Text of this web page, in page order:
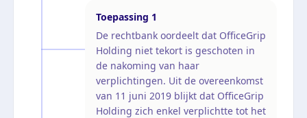
Toepassing 1
De rechtbank oordeelt dat OfficeGrip
Holding niet tekort is geschoten in
de nakoming van haar
verplichtingen. Uit de overeenkomst
van 11 juni 2019 blijkt dat OfficeGrip
Holding zich enkel verplichtte tot het